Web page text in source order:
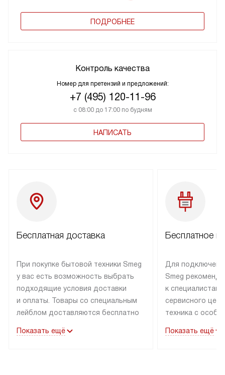
ПОДРОБНЕЕ
Контроль качества
Номер для претензий и предложений:
+7 (495) 120-11-96
с 08:00 до 17:00 по будням
НАПИСАТЬ
Бесплатная доставка
При покупке бытовой техники Smeg
у вас есть возможность выбрать
подходящие условия доставки
и оплаты. Товары со специальным
лейблом доставляются бесплатно
до подъезда. Доставка за пределы
Показать ещё
Бесплатное
Для
Smeg
к специалистам
сервисного
техника с
коммуникациям.
Показать ещё